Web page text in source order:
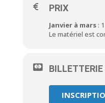
PRIX
Janvier à mars :
Le matériel est
BILLETTERIE